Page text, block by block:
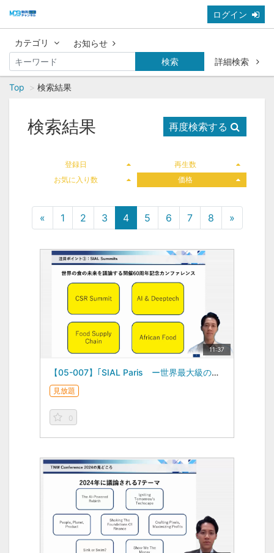
ログイン
カテゴリ
お知らせ
検索
詳細検索
Top 検索結果
検索結果 再度検索する
登録日
再生数
お気に入り数
価格
« 1 2 3 4 5 6 7 8 »
11:37
【05-007】｢SIAL Paris ー世界最大級の食品産業の展示会」Part1 世界のイベントからみる視点 ―Global Business Topics―（2024/06/21）
見放題
0